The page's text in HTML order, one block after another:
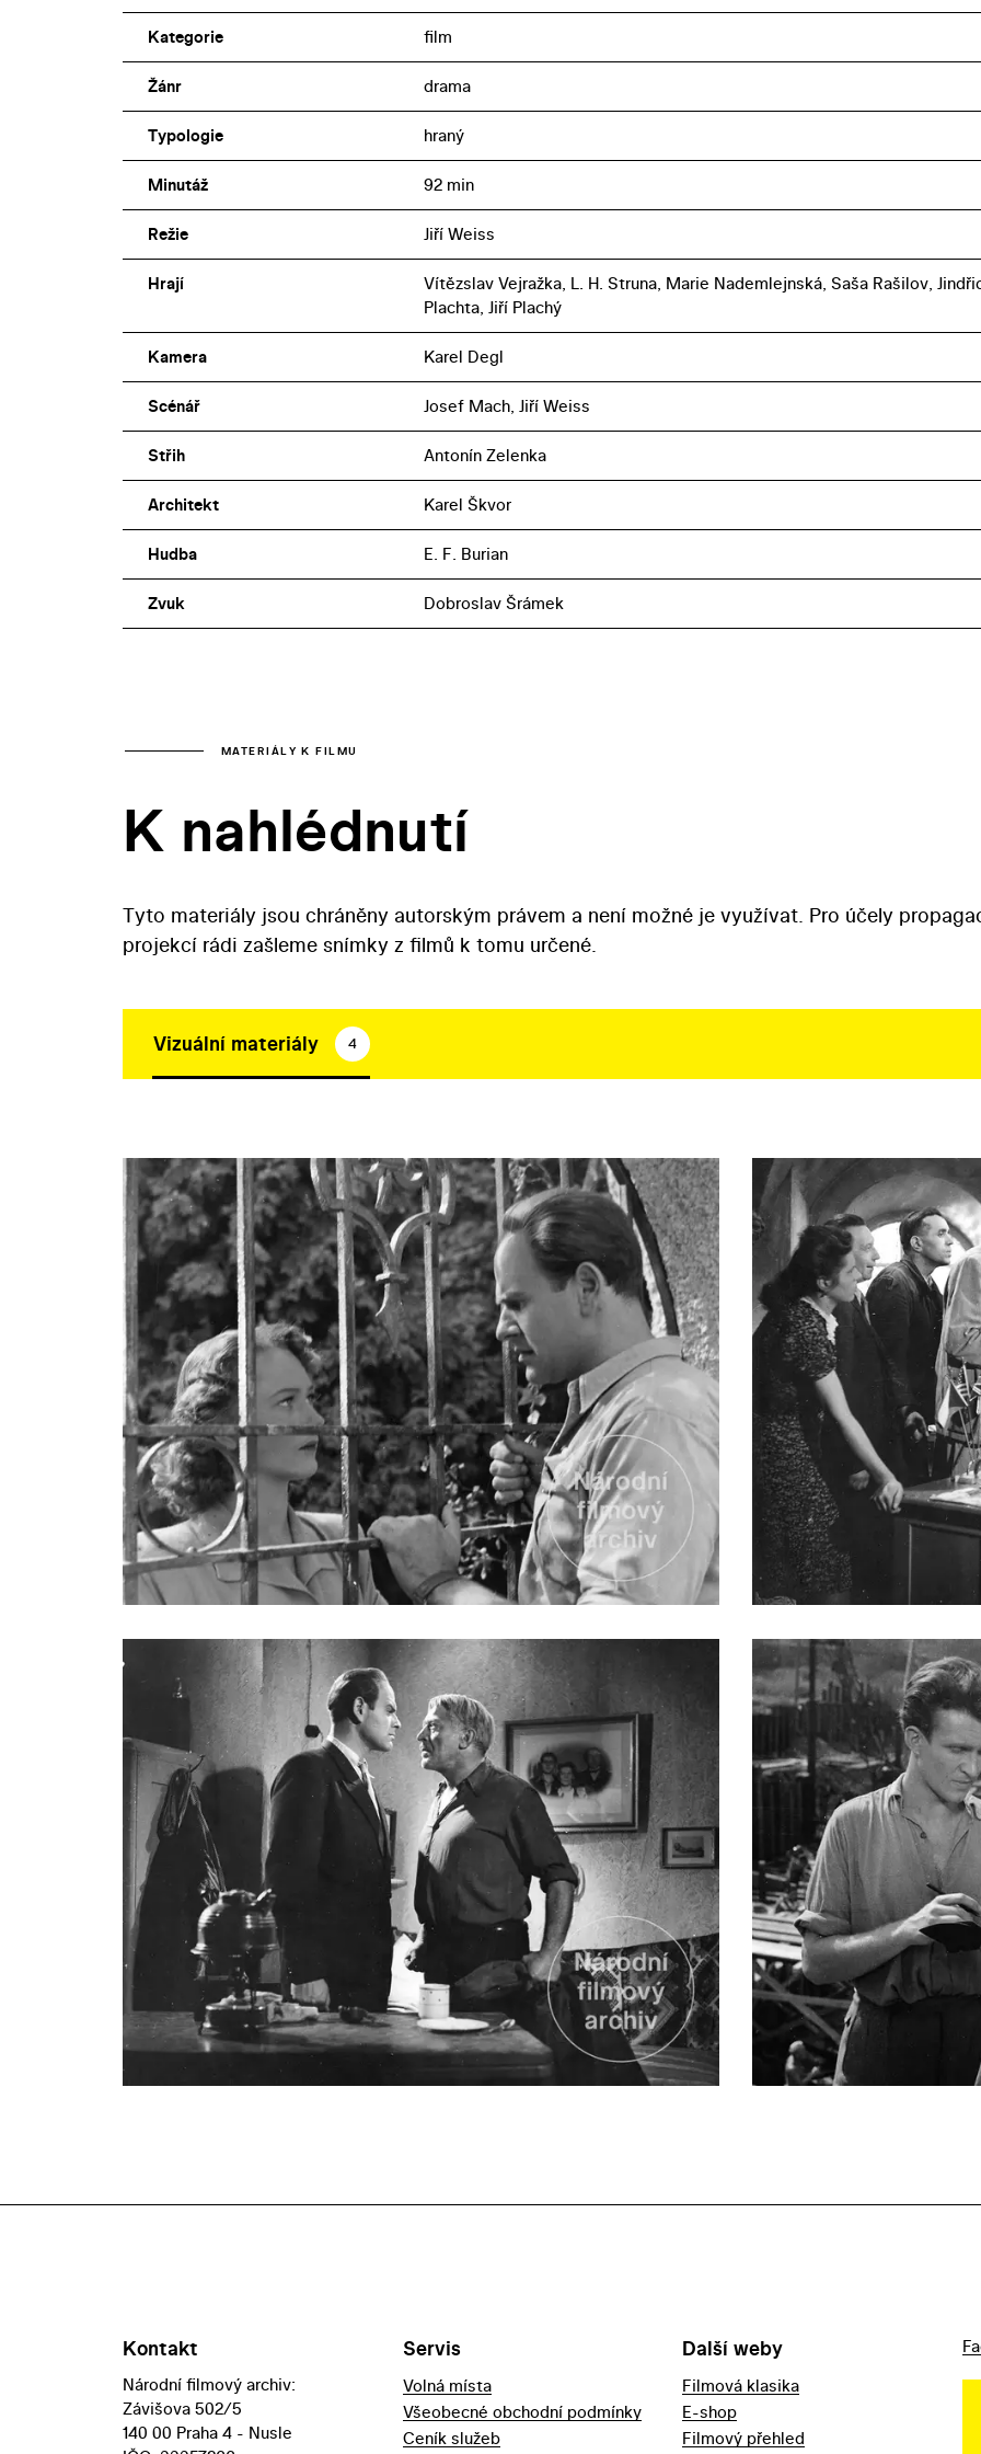
Kategorie film
Žánr drama
Typologie hraný
Minutáž 92 min
Režie Jiří Weiss
Hrají
Vítězslav Vejražka, L. H. Struna, Marie Nademlejnská, Saša Rašilov,
Plachta, Jiří Plachý
Kamera Karel Degl
Scénář Josef Mach, Jiří Weiss
Střih Antonín Zelenka
Architekt Karel Škvor
Hudba E. F. Burian
Zvuk Dobroslav Šrámek
MATERIÁLY K FILMU
K nahlédnutí
Tyto materiály jsou chráněny autorským právem a není možné je využívat. Pro účely
projekcí rádi zašleme snímky z filmů k tomu určené.
Vizuální materiály 4
Kontakt
Národní filmový archiv:
Závišova 502/5
140 00 Praha 4 - Nusle
Servis
Volná místa
Všeobecné obchodní podmínky
Ceník služeb
Další weby
Filmová klasika
E-shop
Filmový přehled